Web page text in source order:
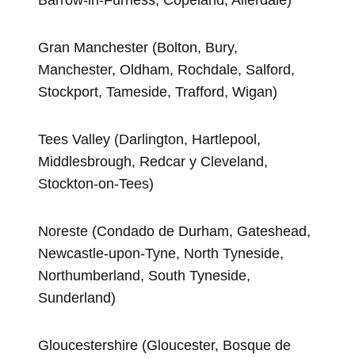
Gran Manchester (Bolton, Bury,
Manchester, Oldham, Rochdale, Salford,
Stockport, Tameside, Trafford, Wigan)
Tees Valley (Darlington, Hartlepool,
Middlesbrough, Redcar y Cleveland,
Stockton-on-Tees)
Noreste (Condado de Durham, Gateshead,
Newcastle-upon-Tyne, North Tyneside,
Northumberland, South Tyneside,
Sunderland)
Gloucestershire (Gloucester, Bosque de